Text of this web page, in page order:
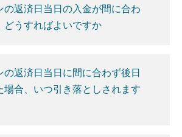
の返済日当日の入金が間に合わ
どうすればよいですか
の返済日当日に間に合わず後日
場合、いつ引き落としされます